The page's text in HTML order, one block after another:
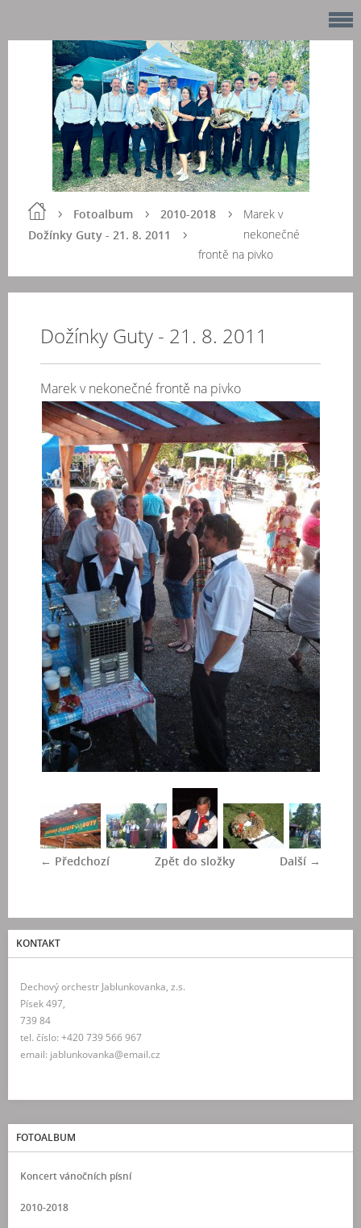
Fotoalbum
2010-2018
Dožínky Guty - 21. 8. 2011
Marek v
nekonečné
frontě na pivko
Dožínky Guty - 21. 8. 2011
Marek v nekonečné frontě na pivko
← Předchozí Další →
Zpět do složky
KONTAKT
Dechový orchestr Jablunkovanka, z.s.
Písek 497,
739 84
tel. číslo: +420 739 566 967
email: jablunkovanka@email.cz
FOTOALBUM
Koncert vánočních písní
2010-2018